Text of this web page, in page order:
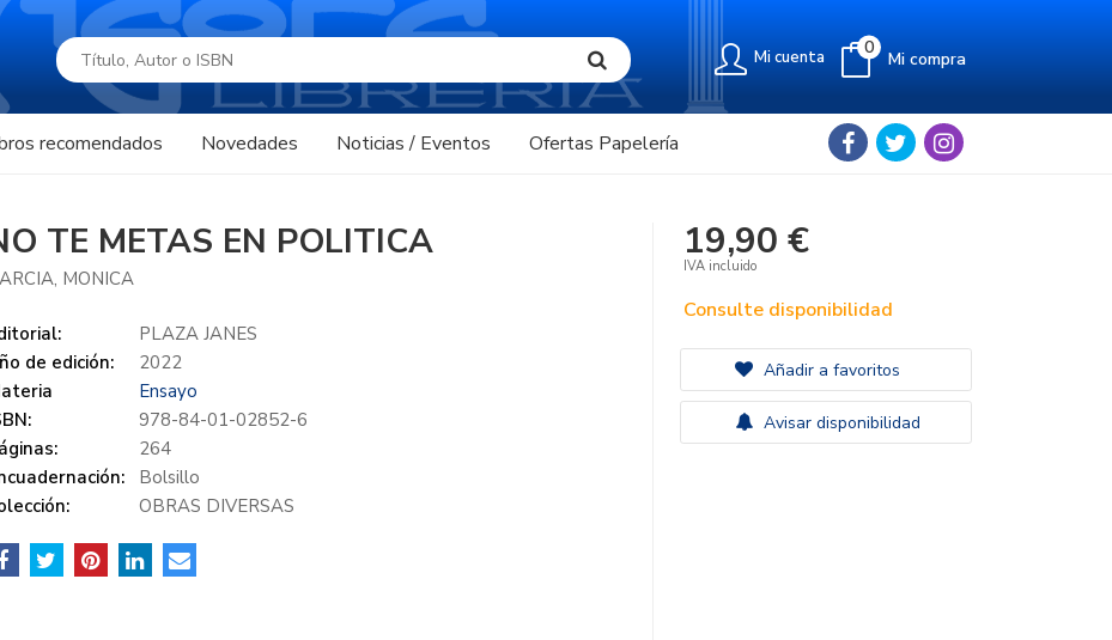
Mi cuenta Mi compra
0
recomendados Novedades Noticias / Eventos Ofertas Papelería
TE METAS EN POLITICA
MONICA
PLAZA JANES
de edición:
2022
Ensayo
978-84-01-02852-6
264
Bolsillo
OBRAS DIVERSAS
19,90 €
IVA incluido
Consulte disponibilidad
Añadir a favoritos
Avisar disponibilidad